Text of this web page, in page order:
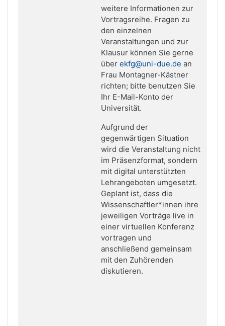
weitere Informationen zur
Vortragsreihe. Fragen zu
den einzelnen
Veranstaltungen und zur
Klausur können Sie gerne
über ekfg@uni-due.de an
Frau Montagner-Kästner
richten; bitte benutzen Sie
Ihr E-Mail-Konto der
Universität.
Aufgrund der
gegenwärtigen Situation
wird die Veranstaltung nicht
im Präsenzformat, sondern
mit digital unterstützten
Lehrangeboten umgesetzt.
Geplant ist, dass die
Wissenschaftler*innen ihre
jeweiligen Vorträge live in
einer virtuellen Konferenz
vortragen und
anschließend gemeinsam
mit den Zuhörenden
diskutieren.